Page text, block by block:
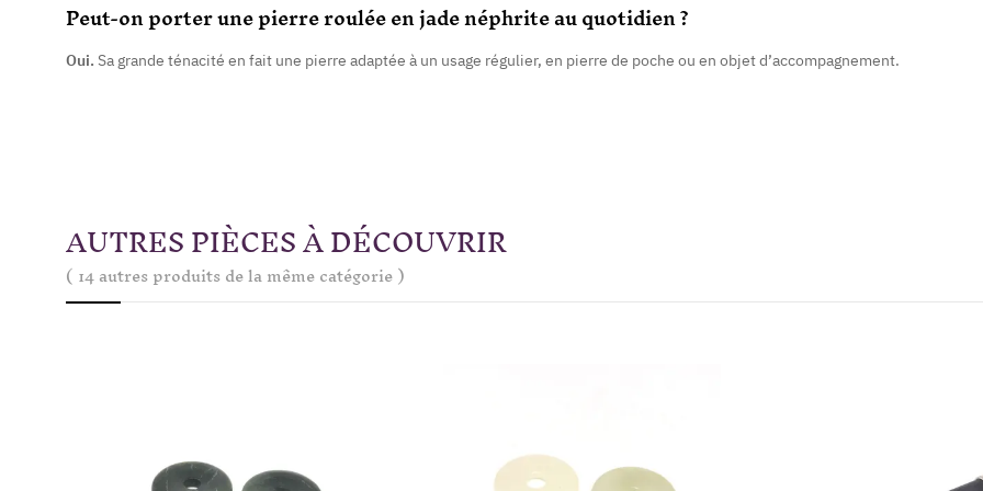
Peut-on porter une pierre roulée en jade néphrite au quotidien ?
Oui. Sa grande ténacité en fait une pierre adaptée à un usage régulier, en pierre de poche ou en objet d’accompagnement.
AUTRES PIÈCES À DÉCOUVRIR
( 14 autres produits de la même catégorie )